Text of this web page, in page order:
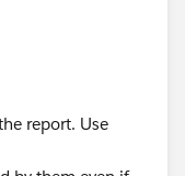
report. Use